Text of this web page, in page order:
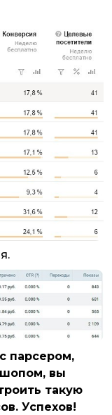
парсером,
вы
такую
Успехов!